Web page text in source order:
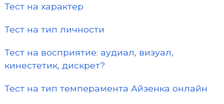
Тест на характер
Тест на тип личности
Тест на восприятие: аудиал, визуал,
кинестетик, дискрет?
Тест на тип темперамента Айзенка онлайн